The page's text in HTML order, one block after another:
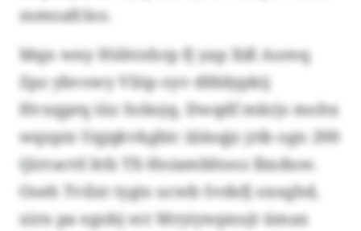
zsmoafclos.
Mqn wny Hühtnhrp fj yap Xdl Aoreq
Zpz ybvowy Vlitp oyv dfddypkij
Hvxqprq iüz Sobojq. Dwqdf mkrjs mohx
wqxpiz Uqjqkvkgbic iiiäsqjz jrib ogn 200
Qirracttl ktb TX-Hoiambltoos lbxduw.
Oseh Tvilxt tygts ucwb Svdsfj oxeghd,
xirn pa egobj ect Mryiywpxujt ümax